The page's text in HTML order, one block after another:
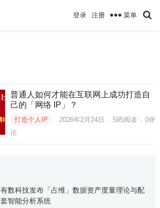
登录 注册 菜单
普通人如何才能在互联网上成功打造自
己的「网络 IP」？
打造个人IP 2026年2月24日 · 595阅读 · 0评
论
有数科技发布「占维」数据资产度量理论与配
套智能分析系统